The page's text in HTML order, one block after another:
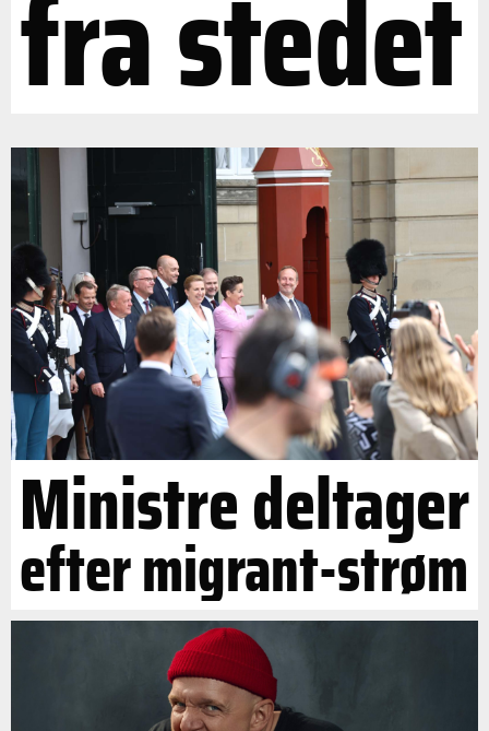
fra stedet
Ministre deltager
efter migrant-strøm